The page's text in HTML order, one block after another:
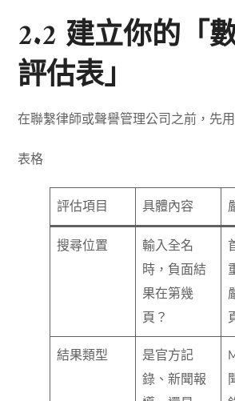
2.2 建立你的「
評估表」
在聯繫律師或聲譽管理公司之前，先
表格
評估項目 具體內容
搜尋位置
輸入全名
時，負面結
果在第幾
頁？
結果類型
是官方記
錄、新聞報